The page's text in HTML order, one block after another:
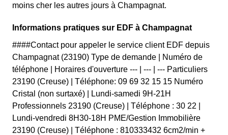
moins cher les autres jours à Champagnat.
Informations pratiques sur EDF à Champagnat
####Contact pour appeler le service client EDF depuis
Champagnat (23190) Type de demande | Numéro de
téléphone | Horaires d'ouverture --- | --- | --- Particuliers
23190 (Creuse) | Téléphone: 09 69 32 15 15 Numéro
Cristal (non surtaxé) | Lundi-samedi 9H-21H
Professionnels 23190 (Creuse) | Téléphone : 30 22 |
Lundi-vendredi 8H30-18H PME/Gestion Immobilière
23190 (Creuse) | Téléphone : 810333432 6cm2/min +